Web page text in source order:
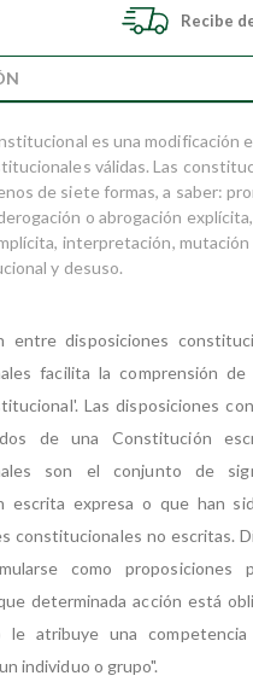
Recibe
es una modificación
válidas. Las
de siete formas, a saber:
o abrogación
interpretación, mutación
y desuso.
entre disposiciones
facilita la comprensión
Las disposiciones
de una Constitución
son el conjunto de
escrita expresa o que han
constitucionales no escritas.
como proposiciones
determinada acción está
le atribuye una
individuo o grupo".